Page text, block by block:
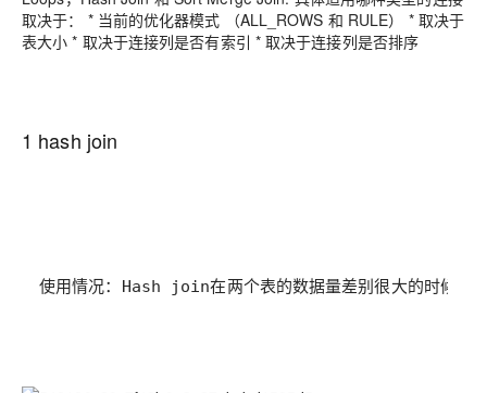
取决于： * 当前的优化器模式 （ALL_ROWS 和 RULE） * 取决于
表大小 * 取决于连接列是否有索引 * 取决于连接列是否排序
1 hash join
使用情况：Hash join在两个表的数据量差别很大的时候.（